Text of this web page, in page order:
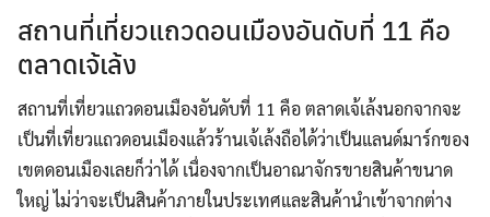
สถานที่เที่ยวแถวดอนเมืองอันดับที่ 11 คือ
ตลาดเจ้เล้ง
สถานที่เที่ยวแถวดอนเมืองอันดับที่ 11 คือ ตลาดเจ้เล้งนอกจากจะ
เป็นที่เที่ยวแถวดอนเมืองแล้วร้านเจ้เล้งถือได้ว่าเป็นแลนด์มาร์กของ
เขตดอนเมืองเลยก็ว่าได้ เนื่องจากเป็นอาณาจักรขายสินค้าขนาด
ใหญ่ ไม่ว่าจะเป็นสินค้าภายในประเทศและสินค้านำเข้าจากต่าง